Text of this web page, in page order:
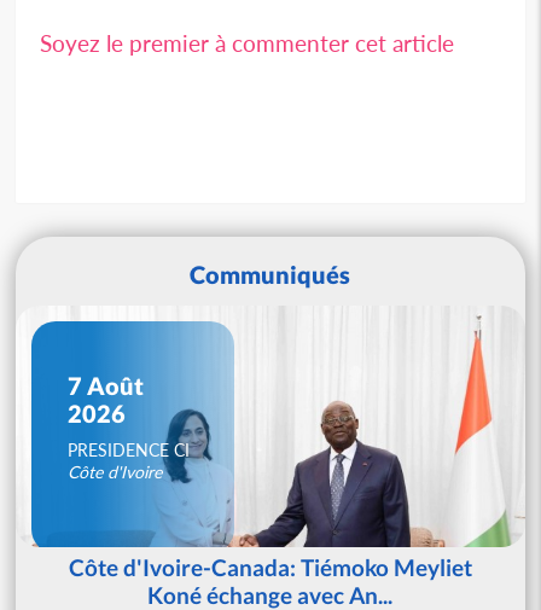
Soyez le premier à commenter cet article
Communiqués
7 Août
2026
PRESIDENCE CI
Côte d'Ivoire
Côte d'Ivoire-Canada: Tiémoko Meyliet
Koné échange avec An...